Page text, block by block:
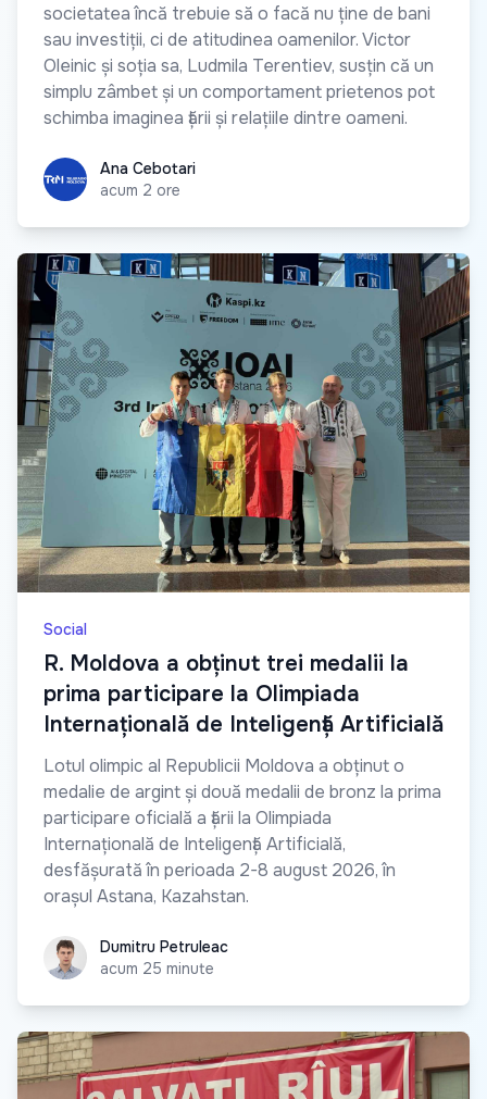
societatea încă trebuie să o facă nu ține de bani
sau investiții, ci de atitudinea oamenilor. Victor
Oleinic și soția sa, Ludmila Terentiev, susțin că un
simplu zâmbet și un comportament prietenos pot
schimba imaginea țării și relațiile dintre oameni.
Ana CebotariAna Cebotari
acum 2 ore
Social
R. Moldova a obținut trei medalii la
prima participare la Olimpiada
Internațională de Inteligență Artificială
Lotul olimpic al Republicii Moldova a obținut o
medalie de argint și două medalii de bronz la prima
participare oficială a țării la Olimpiada
Internațională de Inteligență Artificială,
desfășurată în perioada 2-8 august 2026, în
orașul Astana, Kazahstan.
Dumitru Petruleac
Dumitru Petruleac
acum 25 minute